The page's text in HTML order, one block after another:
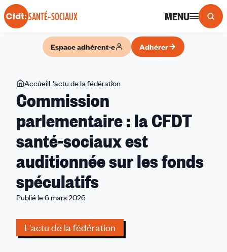
Panneau de gestion des cookies
SANTÉ-SOCIAUX MENU
Espace adhérent·e Adhérer
Vous
êtes
ici
AccueilL'actu de la fédération
la
CFDT
santé-
sociaux
fonds
spéculatifs
Commission
parlementaire : la CFDT
santé-sociaux est
auditionnée sur les fonds
spéculatifs
Publié le 6 mars 2026
L'actu de la fédération